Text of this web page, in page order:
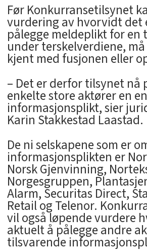
Før Konkurransetilsynet
vurdering av hvorvidt det
pålegge meldeplikt for en
under terskelverdiene,
kjent med fusjonen eller
– Det er derfor tilsynet nå
enkelte store aktører en
informasjonsplikt, sier
Karin Stakkestad Laastad.
De ni selskapene som er
informasjonsplikten er
Norsk Gjenvinning,
Norgesgruppen,
Alarm, Securitas Direct,
Retail og Telenor.
vil også løpende vurdere
aktuelt å pålegge andre
tilsvarende